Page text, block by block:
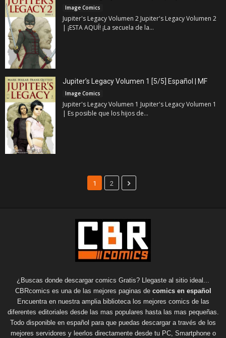
Image Comics
Jupiter's Legacy Volumen 2 Jupiter's Legacy Volumen 2
| ¡ESTA AQUÍ! ¡La secuela de la...
Jupiter’s Legacy Volumen 1 [5/5] Español | MF
Image Comics
Jupiter's Legacy Volumen 1 Jupiter's Legacy Volumen 1
| Es posible que los hijos de...
1 2
¿Buscas donde descargar comics Gratis? Llegaste al sitio ideal...
CBRcomics es una de las mejores paginas de comics en español
Encuentra en nuestra amplia biblioteca los mejores comics de las
diferentes editoriales desde las mas populares hasta las mas pequeñas.
Todo disponible en español para que puedas descargar a través de los
mejores servidores y leerlos directamente desde tu PC, Smartphone o